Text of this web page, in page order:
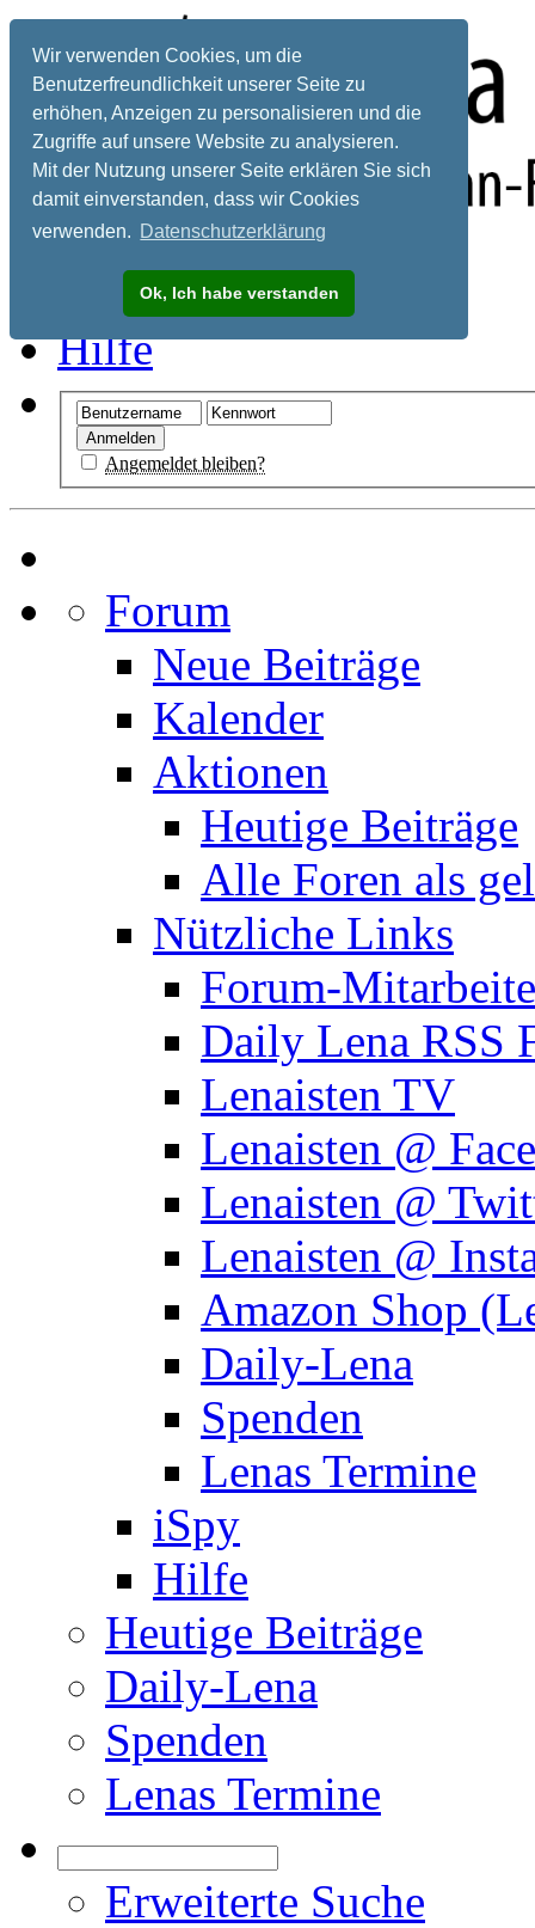
Wir verwenden Cookies, um die
Benutzerfreundlichkeit unserer Seite zu
erhöhen, Anzeigen zu personalisieren und die
Zugriffe auf unsere Website zu analysieren.
Mit der Nutzung unserer Seite erklären Sie sich
damit einverstanden, dass wir Cookies
verwenden. Datenschutzerklärung
Ok, Ich habe verstanden
Registrieren
Hilfe
Angemeldet bleiben?
Forum
Neue Beiträge
Kalender
Aktionen
Heutige Beiträge
Alle Foren als
Nützliche Links
Forum-
Daily Lena RSS
Lenaisten TV
Lenaisten @
Lenaisten @
Lenaisten @
Amazon Shop
Daily-Lena
Spenden
Lenas Termine
iSpy
Hilfe
Heutige Beiträge
Daily-Lena
Spenden
Lenas Termine
Erweiterte Suche